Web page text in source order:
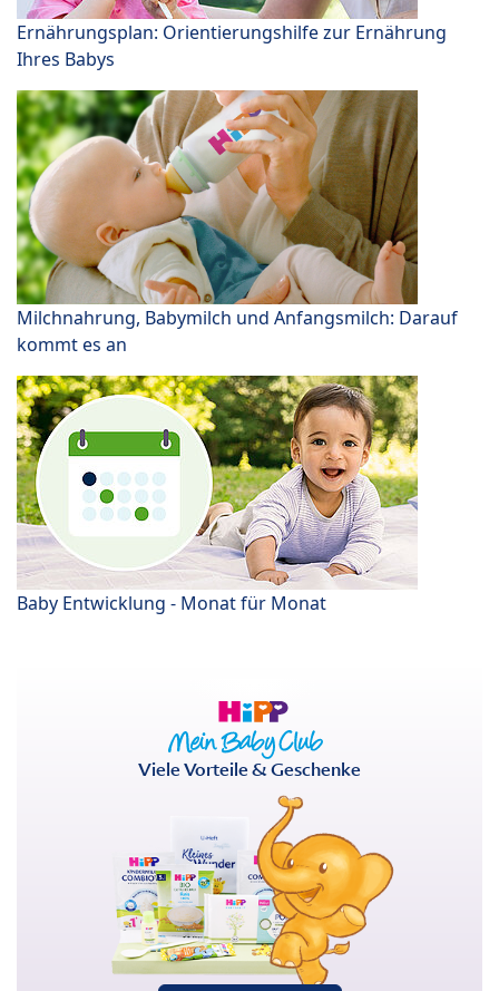
Ernährungsplan: Orientierungshilfe zur Ernährung
Ihres Babys
Milchnahrung, Babymilch und Anfangsmilch: Darauf
kommt es an
Baby Entwicklung - Monat für Monat
Viele Vorteile & Geschenke